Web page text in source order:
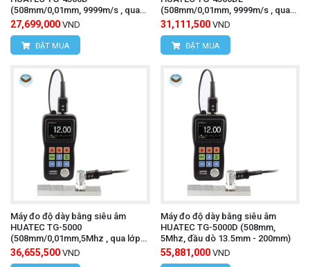
(508mm/0,01mm, 9999m/s , qua
lớp sơn phủ)
27,699,000 VND
ĐẶT MUA
(508mm/0,01mm, 9999m/s , qua
lớp sơn phủ, datalogger)
31,111,500 VND
ĐẶT MUA
Máy đo độ dày bằng siêu âm
HUATEC TG-5000
(508mm/0,01mm,5Mhz , qua lớp
sơn phủ, datalogger)
36,655,500 VND
Máy đo độ dày bằng siêu âm
HUATEC TG-5000D (508mm,
5Mhz, đầu dò 13.5mm - 200mm)
55,881,000 VND